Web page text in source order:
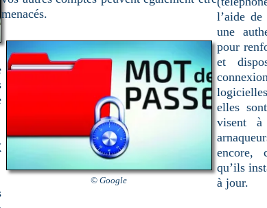
menacés.
© Google
l’aide
une
pour
et
elles
visent
encore,
qu’ils
à jour.